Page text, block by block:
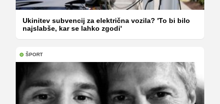
Ukinitev subvencij za električna vozila? 'To bi bilo
najslabše, kar se lahko zgodi'
ŠPORT